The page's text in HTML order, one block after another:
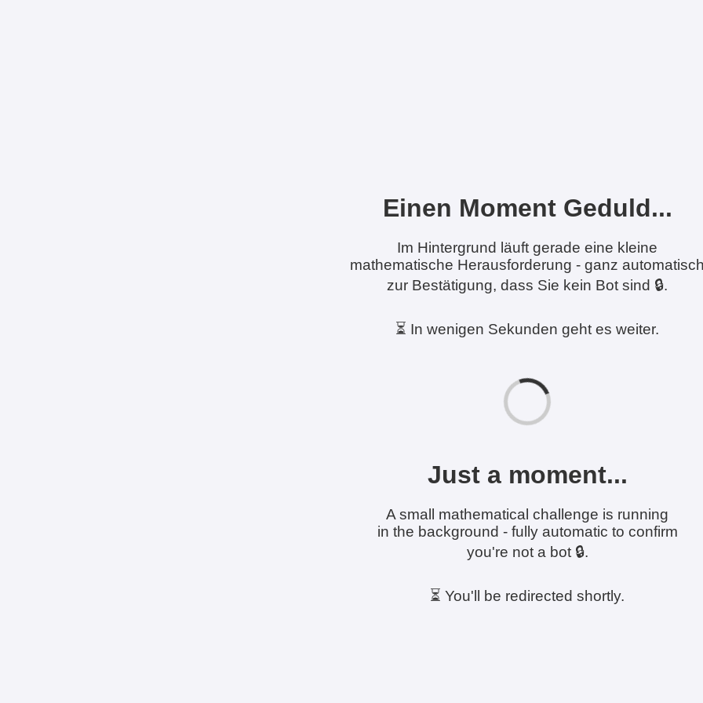
Einen Moment Geduld...
Im Hintergrund läuft gerade eine kleine
mathematische Herausforderung - ganz
zur Bestätigung, dass Sie kein Bot sind 🔒.
⏳ In wenigen Sekunden geht es weiter.
Just a moment...
A small mathematical challenge is running
in the background - fully automatic to confirm
you're not a bot 🔒.
⏳ You'll be redirected shortly.